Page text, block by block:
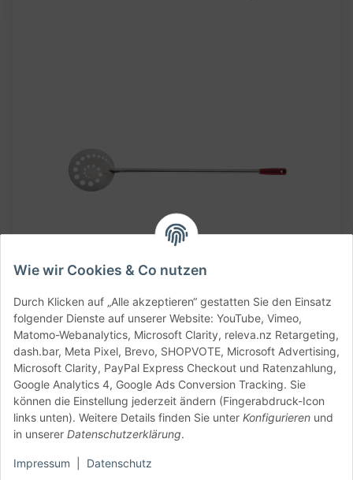
Wie wir Cookies & Co nutzen
Durch Klicken auf „Alle akzeptieren“ gestatten Sie den Einsatz
folgender Dienste auf unserer Website: YouTube, Vimeo,
Matomo-Webanalytics, Microsoft Clarity, releva.nz Retargeting,
dash.bar, Meta Pixel, Brevo, SHOPVOTE, Microsoft Advertising,
Microsoft Clarity, PayPal Express Checkout und Ratenzahlung,
Google Analytics 4, Google Ads Conversion Tracking. Sie
können die Einstellung jederzeit ändern (Fingerabdruck-Icon
links unten). Weitere Details finden Sie unter Konfigurieren und
in unserer Datenschutzerklärung.
Impressum Datenschutz
Produkteigenschaften
Material: Edelstahl
Schaufelgröße: 20 cm Durchmesser